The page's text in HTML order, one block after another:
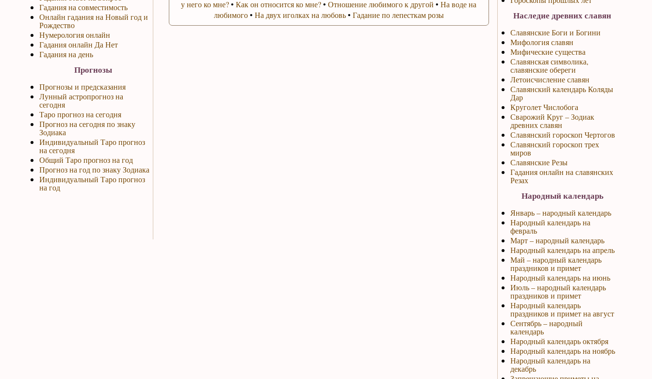
Гадания на совместимость
Онлайн гадания на Новый год и
Рождество
Нумерология онлайн
Гадания онлайн Да Нет
Гадания на день
Прогнозы
Прогнозы и предсказания
Лунный астропрогноз на
сегодня
Таро прогноз на сегодня
Прогноз на сегодня по знаку
Зодиака
Индивидуальный Таро прогноз
на сегодня
Общий Таро прогноз на год
Прогноз на год по знаку Зодиака
Индивидуальный Таро прогноз
на год
у него ко мне?• Как он относится ко мне?• Отношение любимого к другой • На воде на
любимого• На двух иголках на любовь• Гадание по лепесткам розы Наследие древних славян
Славянские Боги и Богини
Мифология славян
Мифические существа
Славянская символика,
славянские обереги
Летоисчисление славян
Славянский календарь Коляды
Дар
Круголет Числобога
Сварожий Круг – Зодиак
древних славян
Славянский гороскоп Чертогов
Славянский гороскоп трех
миров
Славянские Резы
Гадания онлайн на славянских
Резах
Народный календарь
Январь – народный календарь
Народный календарь на
февраль
Март – народный календарь
Народный календарь на апрель
Май – народный календарь
праздников и примет
Народный календарь на июнь
Июль – народный календарь
праздников и примет
Народный календарь
праздников и примет на август
Сентябрь – народный
календарь
Народный календарь октября
Народный календарь на ноябрь
Народный календарь на
декабрь